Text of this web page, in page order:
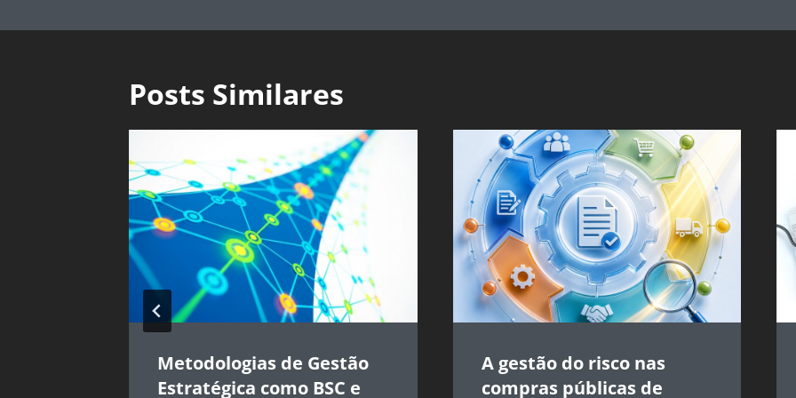
Posts Similares
Metodologias de Gestão
Estratégica como BSC e
A gestão do risco nas
compras públicas de